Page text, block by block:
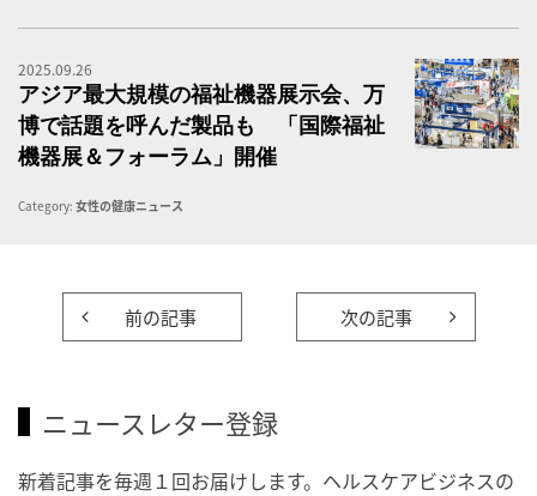
2025.09.26
アジア最大規模の福祉機器展示会、万
博で話題を呼んだ製品も 「国際福祉
機器展＆フォーラム」開催
Category: 女性の健康ニュース
前の記事 次の記事
ニュースレター登録
新着記事を毎週１回お届けします。ヘルスケアビジネスの